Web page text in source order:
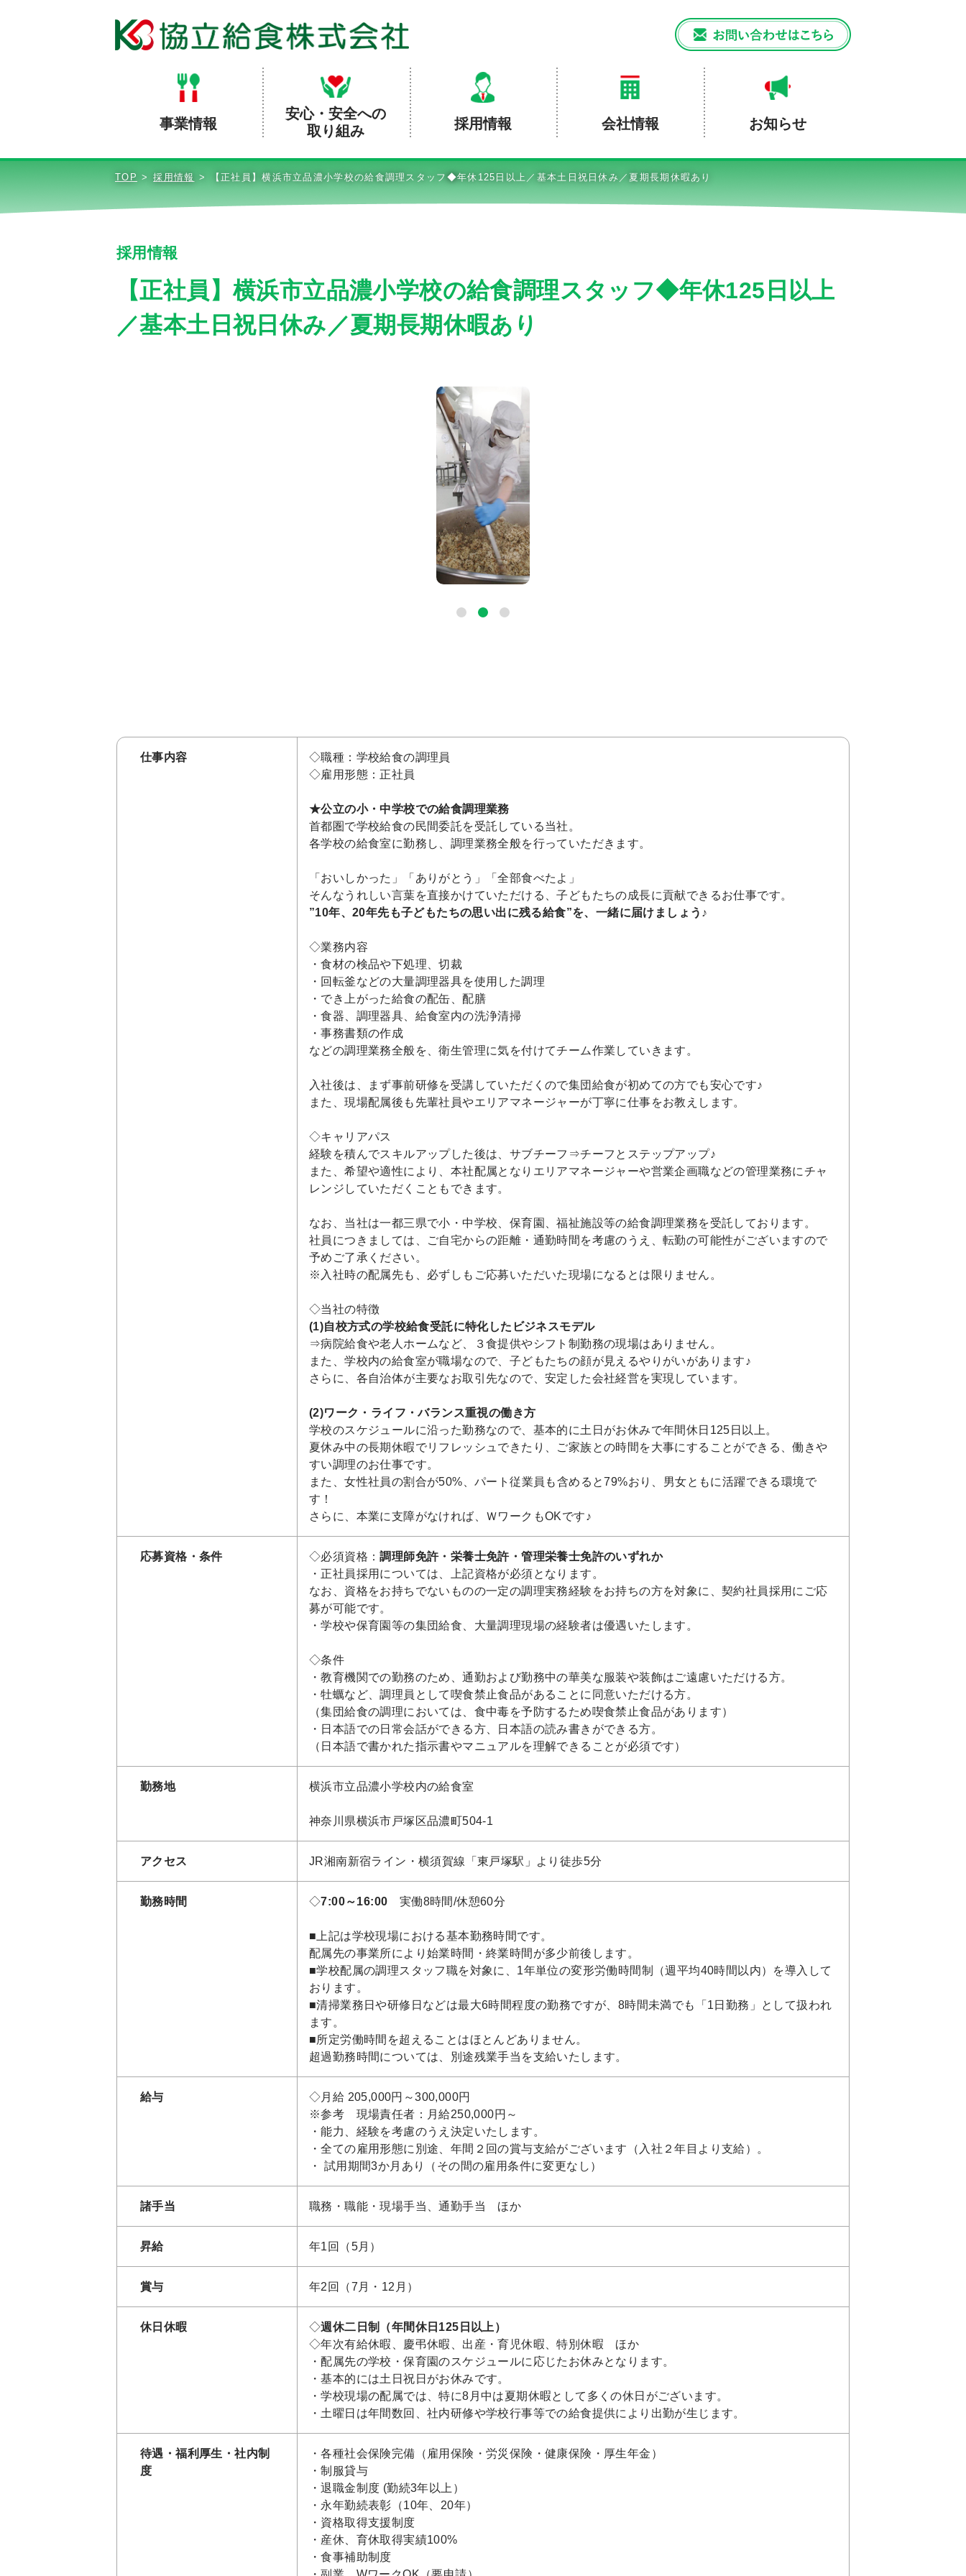
事業情報
安心・安全への
取り組み
採用情報 会社情報 お知らせ
TOP 採用情報 【正社員】横浜市立品濃小学校の給食調理スタッフ◆年休125日以上／基本土日祝日休み／夏期長期休暇あり
採用情報
【正社員】横浜市立品濃小学校の給食調理スタッフ◆年休125日以上
／基本土日祝日休み／夏期長期休暇あり
仕事内容
◇職種：学校給食の調理員
◇雇用形態：正社員
★公立の小・中学校での給食調理業務
首都圏で学校給食の民間委託を受託している当社。
各学校の給食室に勤務し、調理業務全般を行っていただきます。
「おいしかった」「ありがとう」「全部食べたよ」
そんなうれしい言葉を直接かけていただける、子どもたちの成長に貢献できるお仕事です。
”10年、20年先も子どもたちの思い出に残る給食”を、一緒に届けましょう♪
◇業務内容
・食材の検品や下処理、切裁
・回転釜などの大量調理器具を使用した調理
・でき上がった給食の配缶、配膳
・食器、調理器具、給食室内の洗浄清掃
・事務書類の作成
などの調理業務全般を、衛生管理に気を付けてチーム作業していきます。
入社後は、まず事前研修を受講していただくので集団給食が初めての方でも安心です♪
また、現場配属後も先輩社員やエリアマネージャーが丁寧に仕事をお教えします。
◇キャリアパス
経験を積んでスキルアップした後は、サブチーフ⇒チーフとステップアップ♪
また、希望や適性により、本社配属となりエリアマネージャーや営業企画職などの管理業務にチャ
レンジしていただくこともできます。
なお、当社は一都三県で小・中学校、保育園、福祉施設等の給食調理業務を受託しております。
社員につきましては、ご自宅からの距離・通勤時間を考慮のうえ、転勤の可能性がございますので
予めご了承ください。
※入社時の配属先も、必ずしもご応募いただいた現場になるとは限りません。
◇当社の特徴
(1)自校方式の学校給食受託に特化したビジネスモデル
⇒病院給食や老人ホームなど、３食提供やシフト制勤務の現場はありません。
また、学校内の給食室が職場なので、子どもたちの顔が見えるやりがいがあります♪
さらに、各自治体が主要なお取引先なので、安定した会社経営を実現しています。
(2)ワーク・ライフ・バランス重視の働き方
学校のスケジュールに沿った勤務なので、基本的に土日がお休みで年間休日125日以上。
夏休み中の長期休暇でリフレッシュできたり、ご家族との時間を大事にすることができる、働きや
すい調理のお仕事です。
また、女性社員の割合が50%、パート従業員も含めると79%おり、男女ともに活躍できる環境で
す！
さらに、本業に支障がなければ、ＷワークもOKです♪
応募資格・条件 ◇必須資格：調理師免許・栄養士免許・管理栄養士免許のいずれか
・正社員採用については、上記資格が必須となります。
なお、資格をお持ちでないものの一定の調理実務経験をお持ちの方を対象に、契約社員採用にご応
募が可能です。
・学校や保育園等の集団給食、大量調理現場の経験者は優遇いたします。
◇条件
・教育機関での勤務のため、通勤および勤務中の華美な服装や装飾はご遠慮いただける方。
・牡蠣など、調理員として喫食禁止食品があることに同意いただける方。
（集団給食の調理においては、食中毒を予防するため喫食禁止食品があります）
・日本語での日常会話ができる方、日本語の読み書きができる方。
（日本語で書かれた指示書やマニュアルを理解できることが必須です）
勤務地 横浜市立品濃小学校内の給食室
神奈川県横浜市戸塚区品濃町504-1
アクセス JR湘南新宿ライン・横須賀線「東戸塚駅」より徒歩5分
勤務時間 ◇7:00～16:00 実働8時間/休憩60分
■上記は学校現場における基本勤務時間です。
配属先の事業所により始業時間・終業時間が多少前後します。
■学校配属の調理スタッフ職を対象に、1年単位の変形労働時間制（週平均40時間以内）を導入して
おります。
■清掃業務日や研修日などは最大6時間程度の勤務ですが、8時間未満でも「1日勤務」として扱われ
ます。
■所定労働時間を超えることはほとんどありません。
超過勤務時間については、別途残業手当を支給いたします。
給与
◇月給 205,000円～300,000円
※参考 現場責任者：月給250,000円～
・能力、経験を考慮のうえ決定いたします。
・全ての雇用形態に別途、年間２回の賞与支給がございます（入社２年目より支給）。
・ 試用期間3か月あり（その間の雇用条件に変更なし）
諸手当 職務・職能・現場手当、通勤手当 ほか
昇給 年1回（5月）
賞与 年2回（7月・12月）
休日休暇 ◇週休二日制（年間休日125日以上）
◇年次有給休暇、慶弔休暇、出産・育児休暇、特別休暇 ほか
・配属先の学校・保育園のスケジュールに応じたお休みとなります。
・基本的には土日祝日がお休みです。
・学校現場の配属では、特に8月中は夏期休暇として多くの休日がございます。
・土曜日は年間数回、社内研修や学校行事等での給食提供により出勤が生じます。
待遇・福利厚生・社内制
度
・各種社会保険完備（雇用保険・労災保険・健康保険・厚生年金）
・制服貸与
・退職金制度 (勤続3年以上）
・永年勤続表彰（10年、20年）
・資格取得支援制度
・産休、育休取得実績100%
・食事補助制度